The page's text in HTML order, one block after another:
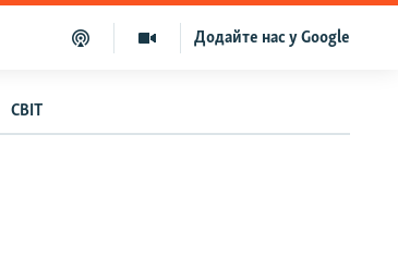
Додайте нас у Google
СВІТ